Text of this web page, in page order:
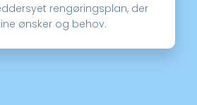
rengøringsplan, der
ønsker og behov.